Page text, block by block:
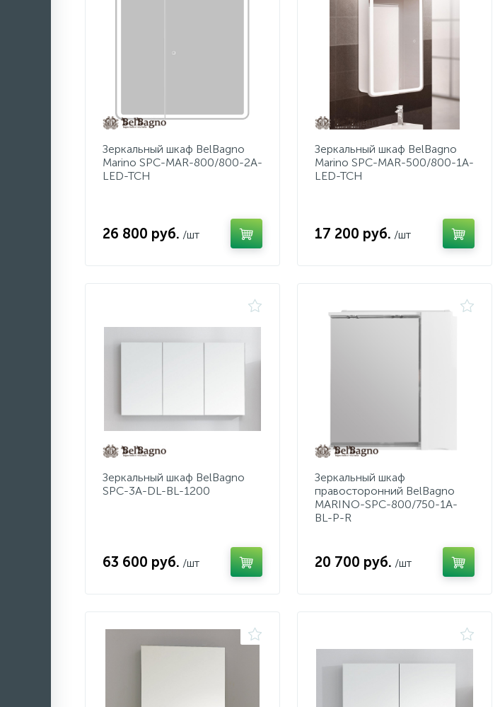
Зеркальный шкаф BelBagno
Marino SPC-MAR-800/800-2A-
LED-TCH
26 800 руб. /шт
Зеркальный шкаф BelBagno
Marino SPC-MAR-500/800-1A-
LED-TCH
17 200 руб. /шт
Зеркальный шкаф BelBagno
SPC-3A-DL-BL-1200
63 600 руб. /шт
Зеркальный шкаф
правосторонний BelBagno
MARINO-SPC-800/750-1A-
BL-P-R
20 700 руб. /шт